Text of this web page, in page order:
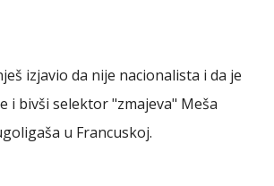
izjavio da nije nacionalista i da je
i bivši selektor "zmajeva" Meša
u Francuskoj.